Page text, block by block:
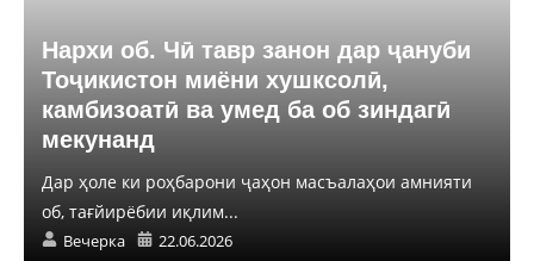
Нархи об. Чӣ тавр занон дар ҷануби
Тоҷикистон миёни хушксолӣ,
камбизоатӣ ва умед ба об зиндагӣ
мекунанд
Дар ҳоле ки роҳбарони ҷаҳон масъалаҳои амнияти
об, тағйирёбии иқлим...
Вечерка 22.06.2026